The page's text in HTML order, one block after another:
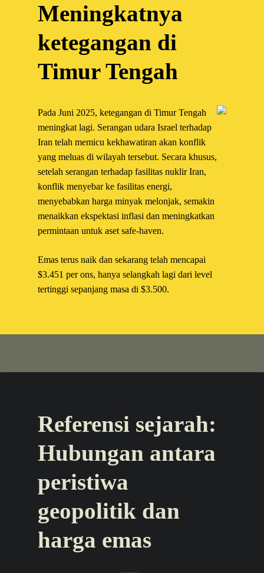
Meningkatnya
ketegangan di
Timur Tengah
Pada Juni 2025, ketegangan di Timur Tengah
meningkat lagi. Serangan udara Israel terhadap
Iran telah memicu kekhawatiran akan konflik
yang meluas di wilayah tersebut. Secara khusus,
setelah serangan terhadap fasilitas nuklir Iran,
konflik menyebar ke fasilitas energi,
menyebabkan harga minyak melonjak, semakin
menaikkan ekspektasi inflasi dan meningkatkan
permintaan untuk aset safe-haven.
Emas terus naik dan sekarang telah mencapai
$3.451 per ons, hanya selangkah lagi dari level
tertinggi sepanjang masa di $3.500.
Referensi sejarah:
Hubungan antara
peristiwa
geopolitik dan
harga emas